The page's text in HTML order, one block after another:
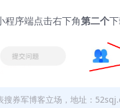
程序端点击右下角第二个
券军博客立场，地址：